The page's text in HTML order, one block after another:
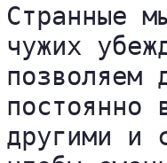
Странные
чужих
позволяем
постоянно
другими и